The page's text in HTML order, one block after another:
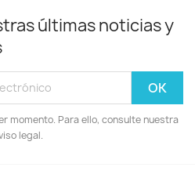
últimas noticias y
momento. Para ello, consulte nuestra
legal.